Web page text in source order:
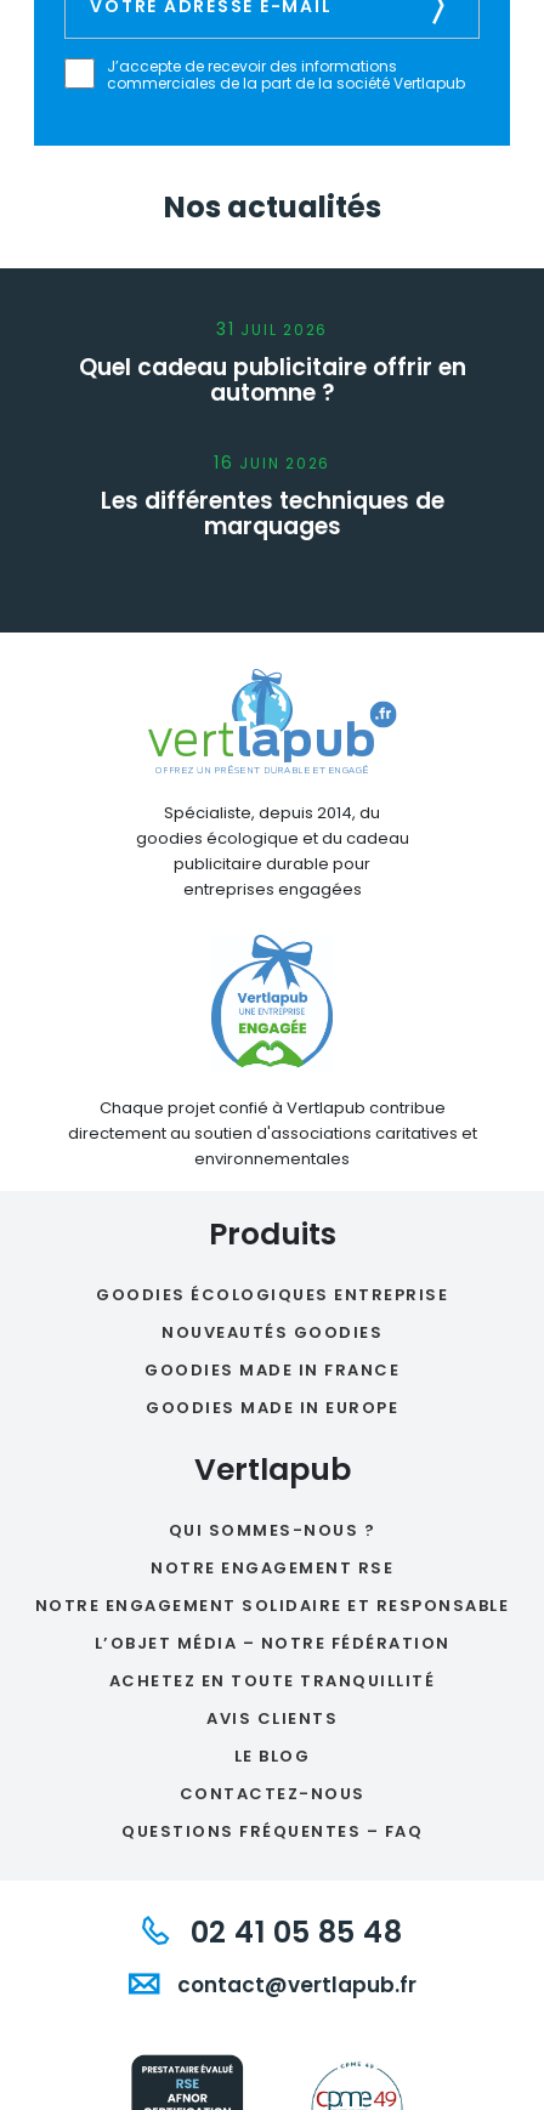
J’accepte de recevoir des informations
commerciales de la part de la société Vertlapub
Nos actualités
31 JUIL 2026
Quel cadeau publicitaire offrir en
automne ?
16 JUIN 2026
Les différentes techniques de
marquages
Spécialiste, depuis 2014, du
goodies écologique et du cadeau
publicitaire durable pour
entreprises engagées
Chaque projet confié à Vertlapub contribue
directement au soutien d'associations caritatives et
environnementales
Produits
GOODIES ÉCOLOGIQUES ENTREPRISE
NOUVEAUTÉS GOODIES
GOODIES MADE IN FRANCE
GOODIES MADE IN EUROPE
Vertlapub
QUI SOMMES-NOUS ?
NOTRE ENGAGEMENT RSE
NOTRE ENGAGEMENT SOLIDAIRE ET RESPONSABLE
L’OBJET MÉDIA – NOTRE FÉDÉRATION
ACHETEZ EN TOUTE TRANQUILLITÉ
AVIS CLIENTS
LE BLOG
CONTACTEZ-NOUS
QUESTIONS FRÉQUENTES – FAQ
02 41 05 85 48
contact@vertlapub.fr